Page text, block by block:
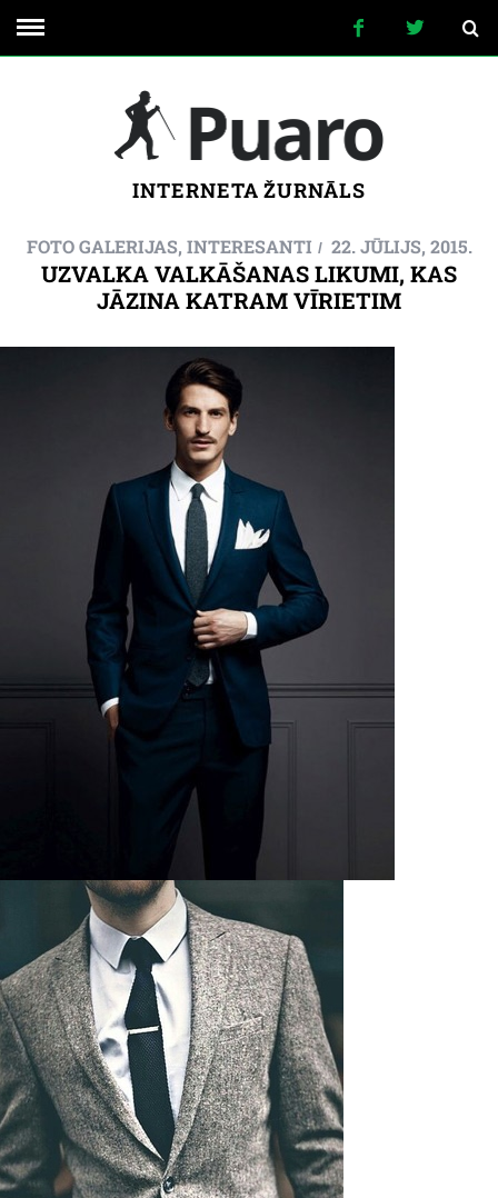
INTERNETA ŽURNĀLS
FOTO GALERIJAS, INTERESANTI 22. JŪLIJS, 2015.
UZVALKA VALKĀŠANAS LIKUMI, KAS
JĀZINA KATRAM VĪRIETIM